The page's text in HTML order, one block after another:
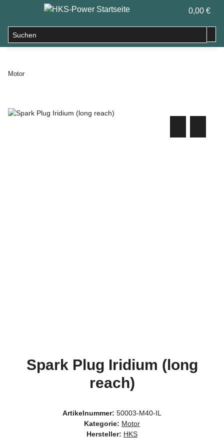
0,00 €
Motor
Spark Plug Iridium (long
reach)
Artikelnummer: 50003-M40-IL
Kategorie: Motor
Hersteller: HKS